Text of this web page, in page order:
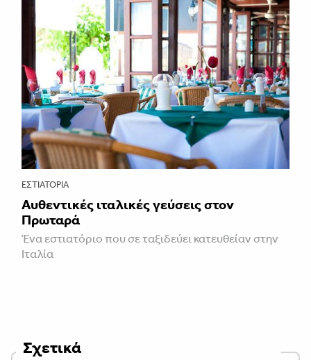
ΕΣΤΙΑΤΌΡΙΑ
Αυθεντικές ιταλικές γεύσεις στον
Πρωταρά
Ένα εστιατόριο που σε ταξιδεύει κατευθείαν στην
Ιταλία
Σχετικά